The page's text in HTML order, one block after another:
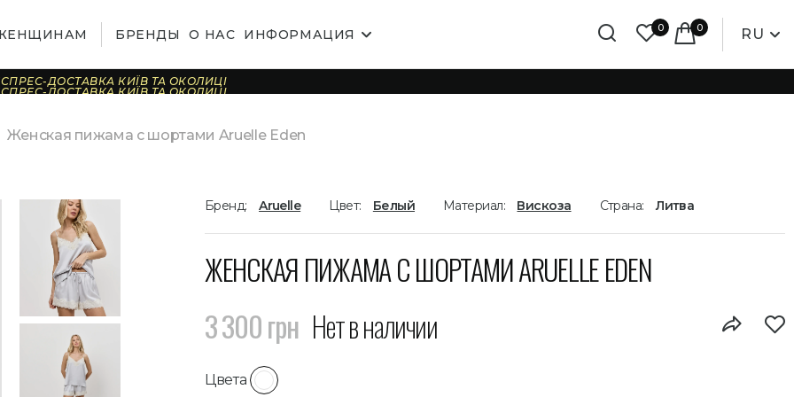
БРЕНДЫ О НАС ИНФОРМАЦИЯ 0 0 RU
ДОСТАВКА КИЇВ ТА ОКОЛИЦІ
ДОСТАВКА КИЇВ ТА ОКОЛИЦІ
ДОСТАВКА КИЇВ ТА ОКОЛИЦІ
ДОСТАВКА КИЇВ ТА ОКОЛИЦІ
ДОСТАВКА КИЇВ ТА ОКОЛИЦІ
ДОСТАВКА КИЇВ ТА ОКОЛИЦІ
ДОСТАВКА КИЇВ ТА ОКОЛИЦІ
ДОСТАВКА КИЇВ ТА ОКОЛИЦІ
ДОСТАВКА КИЇВ ТА ОКОЛИЦІ
Женская пижама с шортами Aruelle Eden
Бренд: Aruelle Цвет: Белый Материал: Вискоза Страна: Литва
ЖЕНСКАЯ ПИЖАМА С ШОРТАМИ ARUELLE EDEN
3 300 грн Нет в наличии
Цвета